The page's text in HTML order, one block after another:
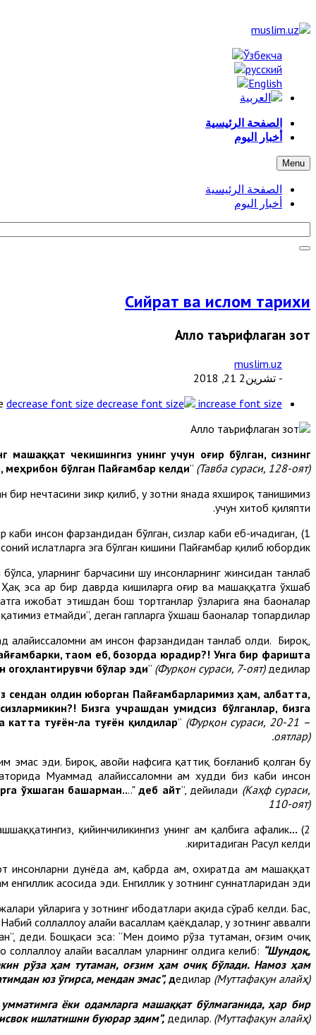
الصفحة الرئيسية
أخبار اليوم
Menu
الصفحة الرئيسية
أخبار اليوم
Сийрат ва ислом тарихи
Аллоҳ таърифлаган зот
muslim.uz
- تشرين2 21, 2018
decrease font size increase font size
машаққат чекишингиз унинг учун оғир бўлган, сизнинг
бўлган Пайғамбар келди” (Тавба сураси, 128-оят).
бир нечтасини зикр қилиб, у зотни янада яхшироқ танишимиз
учун хитоб қиляпти.
1)
Батаҳқиқ, сизларга ўзингиздан бўлган....
каби инсон фарзандидан бўлган, сизлар каби еб-ичадиган,
ҳислатларга эга бўлган кишини Пайғамбар қилиб юбордик.
уларнинг барчасини шу инсонларнинг жинсидан танлаб
эса ҳар бир даврда кишиларга оғир ва машаққатга ўхшаб
ижобат этишдан бош тортганлар ўзларига яна баҳоналар
етмайди”, деган гапларга ўхшаш баҳоналар топардилар.
алайҳиссаломни ҳам инсон фарзандидан танлаб олди. Бироқ,
таом еб, бозорда юрадир?! Унга бир фаришта
огоҳлантирувчи бўлар эди” (Фурқон сураси, 7-оят)дедилар.
сендан олдин юборган Пайғамбарларимиз ҳам, албатта,
Бизга учрашдан умидсиз бўлганлар, бизга
катта туғён-ла туғён қилдилар” (Фурқон сураси, 20-21 –
оятлар).
эмас эди. Бироқ, ҳавойи нафсига қаттиқ боғланиб қолган бу
Муҳаммад алайҳиссаломни ҳам худди биз каби инсон
ўхшаган башарман...."деб айт”, дейилади (Каҳф сураси,
110-оят)
2)
...сизнинг машаққат чекишингиз унинг учун оғир бўлган,...
қийинчиликингиз унинг ҳам қалбига ҳафалик
киритадиган Расул келди.
инсонларни дунёда ҳам, қабрда ҳам, охиратда ҳам машаққат
енгиллик асосида эди. Енгиллик у зотнинг суннатларидан эди.
уйларига у зотнинг ибодатлари ҳақида сўраб келди. Бас,
соллаллоҳу алайҳи васаллам қаёқдалар, у зотнинг аввалги
деди. Бошқаси эса: “Мен доимо рўза тутаман, оғзим очиқ
алайҳи васаллам уларнинг олдига келиб: “Шундоқ,
рўза ҳам тутаман, оғзим ҳам очиқ бўлади. Намоз ҳам
юз ўгирса, мендан эмас”,дедилар (Муттафақун алайҳ).
умматимга ёки одамларга машаққат бўлмаганида, ҳар бир
ишлатишни буюрар эдим”,дедилар. (Муттафақун алайҳ)